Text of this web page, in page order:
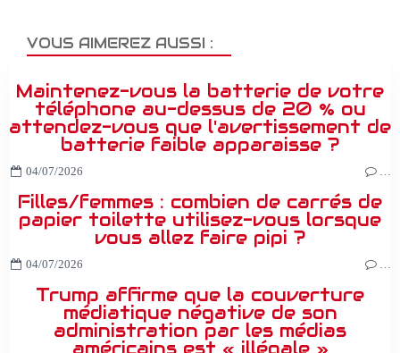
VOUS AIMEREZ AUSSI :
Maintenez-vous la batterie de votre
téléphone au-dessus de 20 % ou
attendez-vous que l'avertissement de
batterie faible apparaisse ?
04/07/2026
Filles/femmes : combien de carrés de
papier toilette utilisez-vous lorsque
vous allez faire pipi ?
04/07/2026
Trump affirme que la couverture
médiatique négative de son
administration par les médias
américains est « illégale »